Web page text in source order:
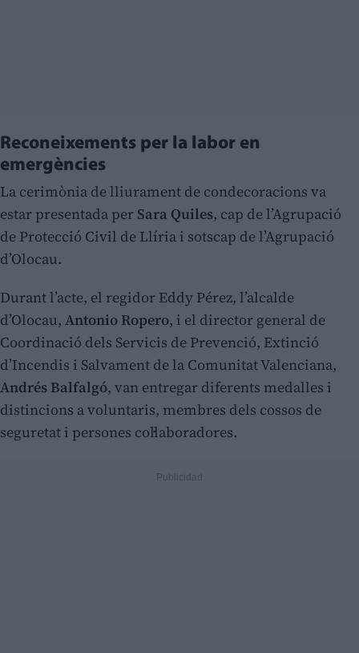
Reconeixements per la labor en
emergències
La cerimònia de lliurament de condecoracions va
estar presentada per Sara Quiles, cap de l’Agrupació
de Protecció Civil de Llíria i sotscap de l’Agrupació
d’Olocau.
Durant l’acte, el regidor Eddy Pérez, l’alcalde
d’Olocau, Antonio Ropero, i el director general de
Coordinació dels Servicis de Prevenció, Extinció
d’Incendis i Salvament de la Comunitat Valenciana,
Andrés Balfalgó, van entregar diferents medalles i
distincions a voluntaris, membres dels cossos de
seguretat i persones col·laboradores.